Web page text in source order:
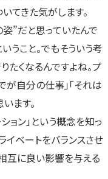
てきた気がします。
”だと思っていたんで
うこと。でもそういう考
くなるんですよね。プ
が自分の仕事」「それは
ます。
ョン」という概念を知っ
イベートをバランスさせ
互に良い影響を与える